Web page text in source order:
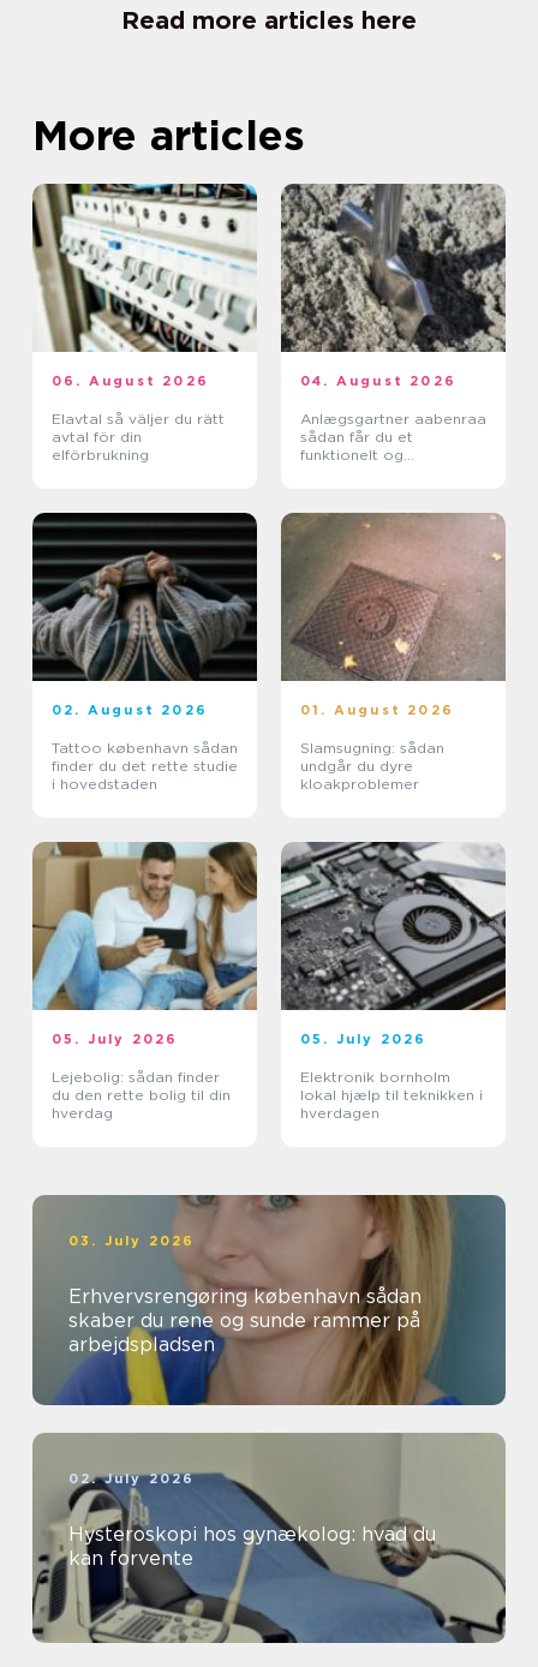
Read more articles here
More articles
06. August 2026
Elavtal så väljer du rätt
avtal för din
elförbrukning
04. August 2026
Anlægsgartner aabenraa
sådan får du et
funktionelt og
02. August 2026
Tattoo københavn sådan
finder du det rette studie
i hovedstaden
01. August 2026
Slamsugning: sådan
undgår du dyre
kloakproblemer
05. July 2026
Lejebolig: sådan finder
du den rette bolig til din
hverdag
05. July 2026
Elektronik bornholm
lokal hjælp til teknikken i
hverdagen
03. July 2026
Erhvervsrengøring københavn sådan
skaber du rene og sunde rammer på
arbejdspladsen
02. July 2026
Hysteroskopi hos gynækolog: hvad du
kan forvente